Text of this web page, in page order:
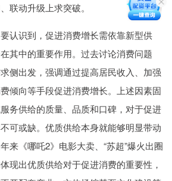
联动升级上求突破。
识到，促进消费增长需依靠新型供
其中的重要作用。过去讨论消费问题
侧出发，强调通过提高居民收入、加强
倾向等手段促进消费增长。上述因素固
务供给的质量、品质和口碑，对于促进
可或缺。优质供给本身就能够明显带动
来《哪吒2》电影大卖、“苏超”爆火出圈
现出优质供给对于促进消费的重要性，